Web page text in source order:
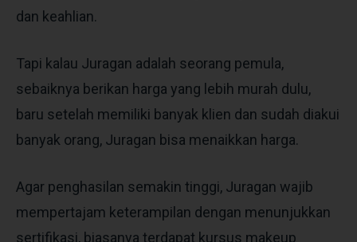
dan keahlian.
Tapi kalau Juragan adalah seorang pemula,
sebaiknya berikan harga yang lebih murah dulu,
baru setelah memiliki banyak klien dan sudah diakui
banyak orang, Juragan bisa menaikkan harga.
Agar penghasilan semakin tinggi, Juragan wajib
mempertajam keterampilan dengan menunjukkan
sertifikasi, biasanya terdapat kursus makeup